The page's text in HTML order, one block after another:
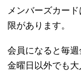
メンバーズカー
限があります。
会員になると毎週
金曜日以外でも